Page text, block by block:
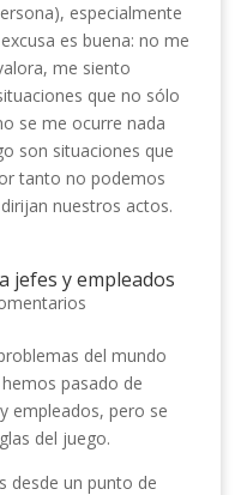
especialmente
es buena: no me
me siento
que no sólo
se me ocurre nada
son situaciones que
tanto no podemos
nuestros actos.
jefes y empleados
del mundo
pasado de
empleados, pero se
del juego.
desde un punto de